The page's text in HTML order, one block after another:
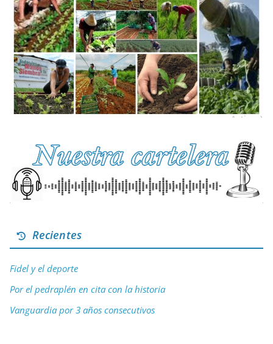
Recientes
Fidel y el deporte
Por el pedraplén en cita con la historia
Vanguardia por 3 años consecutivos